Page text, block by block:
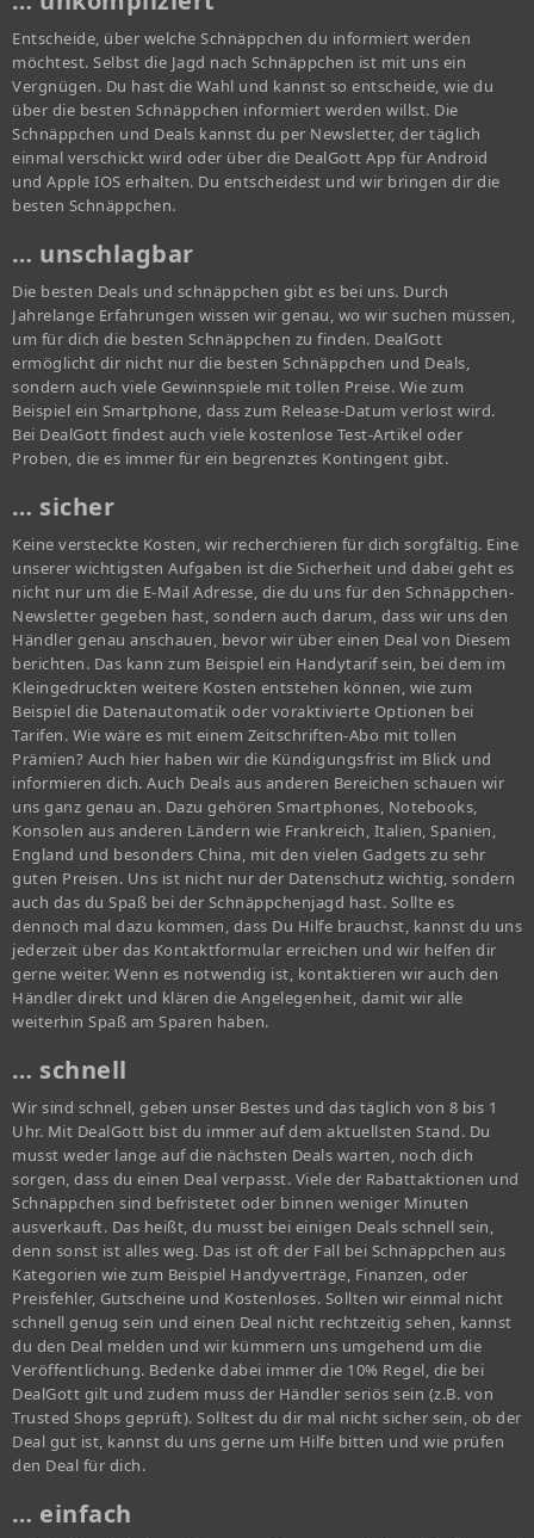
Entscheide, über welche Schnäppchen du informiert werden
möchtest. Selbst die Jagd nach Schnäppchen ist mit uns ein
Vergnügen. Du hast die Wahl und kannst so entscheide, wie du
über die besten Schnäppchen informiert werden willst. Die
Schnäppchen und Deals kannst du per Newsletter, der täglich
einmal verschickt wird oder über die DealGott App für Android
und Apple IOS erhalten. Du entscheidest und wir bringen dir die
besten Schnäppchen.
… unschlagbar
Die besten Deals und schnäppchen gibt es bei uns. Durch
Jahrelange Erfahrungen wissen wir genau, wo wir suchen müssen,
um für dich die besten Schnäppchen zu finden. DealGott
ermöglicht dir nicht nur die besten Schnäppchen und Deals,
sondern auch viele Gewinnspiele mit tollen Preise. Wie zum
Beispiel ein Smartphone, dass zum Release-Datum verlost wird.
Bei DealGott findest auch viele kostenlose Test-Artikel oder
Proben, die es immer für ein begrenztes Kontingent gibt.
… sicher
Keine versteckte Kosten, wir recherchieren für dich sorgfältig. Eine
unserer wichtigsten Aufgaben ist die Sicherheit und dabei geht es
nicht nur um die E-Mail Adresse, die du uns für den Schnäppchen-
Newsletter gegeben hast, sondern auch darum, dass wir uns den
Händler genau anschauen, bevor wir über einen Deal von Diesem
berichten. Das kann zum Beispiel ein Handytarif sein, bei dem im
Kleingedruckten weitere Kosten entstehen können, wie zum
Beispiel die Datenautomatik oder voraktivierte Optionen bei
Tarifen. Wie wäre es mit einem Zeitschriften-Abo mit tollen
Prämien? Auch hier haben wir die Kündigungsfrist im Blick und
informieren dich. Auch Deals aus anderen Bereichen schauen wir
uns ganz genau an. Dazu gehören Smartphones, Notebooks,
Konsolen aus anderen Ländern wie Frankreich, Italien, Spanien,
England und besonders China, mit den vielen Gadgets zu sehr
guten Preisen. Uns ist nicht nur der Datenschutz wichtig, sondern
auch das du Spaß bei der Schnäppchenjagd hast. Sollte es
dennoch mal dazu kommen, dass Du Hilfe brauchst, kannst du uns
jederzeit über das Kontaktformular erreichen und wir helfen dir
gerne weiter. Wenn es notwendig ist, kontaktieren wir auch den
Händler direkt und klären die Angelegenheit, damit wir alle
weiterhin Spaß am Sparen haben.
… schnell
Wir sind schnell, geben unser Bestes und das täglich von 8 bis 1
Uhr. Mit DealGott bist du immer auf dem aktuellsten Stand. Du
musst weder lange auf die nächsten Deals warten, noch dich
sorgen, dass du einen Deal verpasst. Viele der Rabattaktionen und
Schnäppchen sind befristetet oder binnen weniger Minuten
ausverkauft. Das heißt, du musst bei einigen Deals schnell sein,
denn sonst ist alles weg. Das ist oft der Fall bei Schnäppchen aus
Kategorien wie zum Beispiel Handyverträge, Finanzen, oder
Preisfehler, Gutscheine und Kostenloses. Sollten wir einmal nicht
schnell genug sein und einen Deal nicht rechtzeitig sehen, kannst
du den Deal melden und wir kümmern uns umgehend um die
Veröffentlichung. Bedenke dabei immer die 10% Regel, die bei
DealGott gilt und zudem muss der Händler seriös sein (z.B. von
Trusted Shops geprüft). Solltest du dir mal nicht sicher sein, ob der
Deal gut ist, kannst du uns gerne um Hilfe bitten und wie prüfen
den Deal für dich.
… einfach